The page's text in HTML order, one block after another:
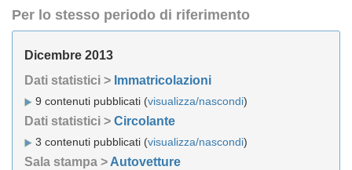
Per lo stesso periodo di riferimento
Dicembre 2013
Dati statistici > Immatricolazioni
9 contenuti pubblicati (visualizza/nascondi)
Dati statistici > Circolante
3 contenuti pubblicati (visualizza/nascondi)
Sala stampa > Autovetture